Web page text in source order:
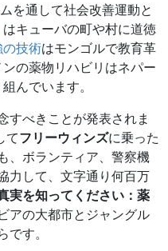
を通して社会改善運動と
はキューバの町や村に道徳
技術はモンゴルで教育革
の薬物リハビリはネパー
んでいます。
すべきことが発表されま
てフリーウィンズに乗った
、ボランティア、警察機
力して、文字通り何百万
実を知ってください：薬
アの大都市とジャングル
す。